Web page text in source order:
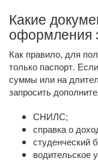
Какие
оформления
Как правило, для
только паспорт.
суммы или на
запросить
СНИЛС;
справка о
студенческий
водительское